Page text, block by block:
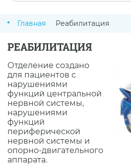
Главная Реабилитация
РЕАБИЛИТАЦИЯ
Отделение создано
для пациентов с
нарушениями
функций центральной
нервной системы,
нарушениями
функций
периферической
нервной системы и
опорно-двигательного
аппарата.